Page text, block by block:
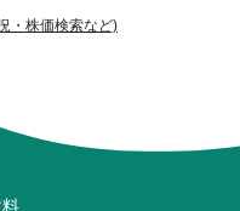
・株価検索など)